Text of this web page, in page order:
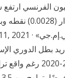
الفرنسي ارتفع